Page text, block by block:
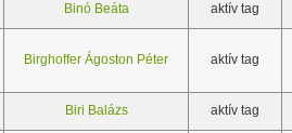
Binó Beáta aktív tag
Birghoffer Ágoston Péter aktív tag
Biri Balázs aktív tag